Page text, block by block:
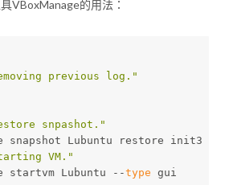
VBoxManage的用法：
previous log."
snpashot."
snapshot Lubuntu restore init3
VM."
startvm Lubuntu --type gui